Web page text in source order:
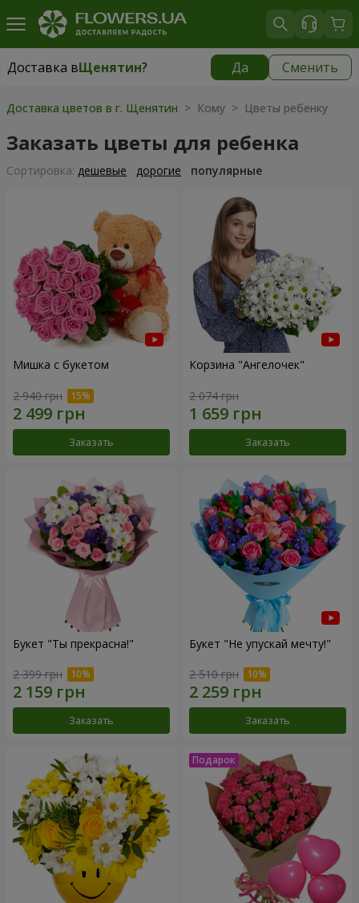
Доставка вЩенятин? Да Сменить
Доставка вЩенятин|
Доставка цветов в г. Щенятин > Кому > Цветы ребенку
Заказать цветы для ребенка
Cортировка: дешевые дорогие популярные
Мишка с букетом
2 940 грн
Заказать
Корзина "Ангелочек"
2 074 грн
Заказать
Букет "Ты прекрасна!"
2 399 грн
Заказать
Букет "Не упускай мечту!"
2 510 грн
Заказать